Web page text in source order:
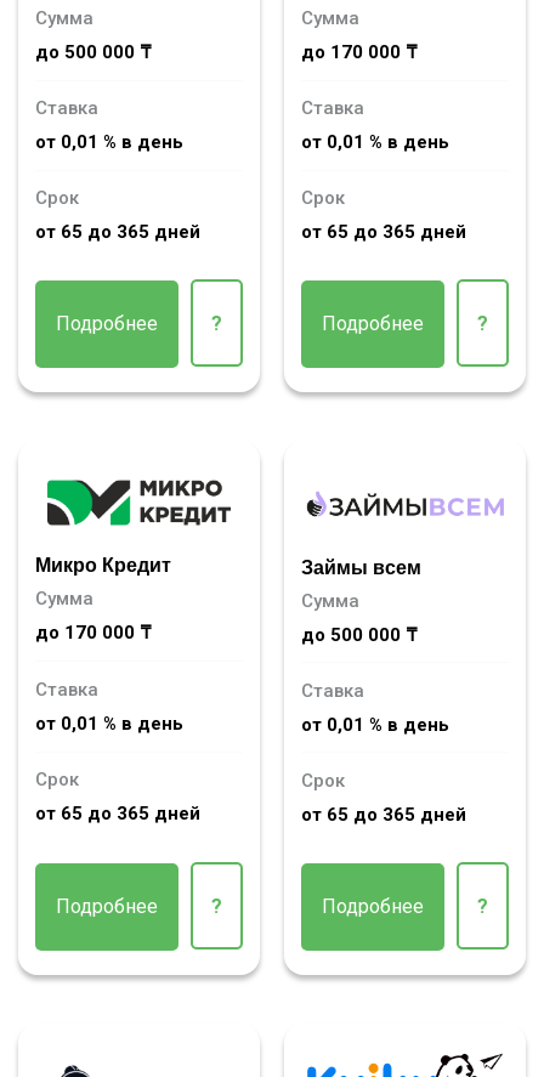
Сумма
до 500 000 ₸
Ставка
от 0,01 % в день
Срок
от 65 до 365 дней
Подробнее ?
Сумма
до 170 000 ₸
Ставка
от 0,01 % в день
Срок
от 65 до 365 дней
Подробнее ?
Микро Кредит
Сумма
до 170 000 ₸
Ставка
от 0,01 % в день
Срок
от 65 до 365 дней
Подробнее ?
Займы всем
Сумма
до 500 000 ₸
Ставка
от 0,01 % в день
Срок
от 65 до 365 дней
Подробнее ?